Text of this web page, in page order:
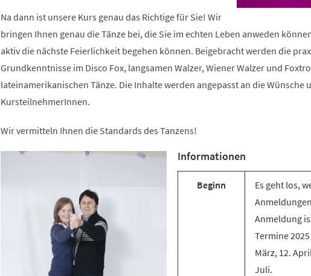
Na dann ist unsere Kurs genau das Richtige für Sie! Wir
bringen Ihnen genau die Tänze bei, die Sie im echten Leben anweden
aktiv die nächste Feierlichkeit begehen können. Beigebracht werden die
Grundkenntnisse im Disco Fox, langsamen Walzer, Wiener Walzer und
lateinamerikanischen Tänze. Die Inhalte werden angepasst an die Wünsche
KursteilnehmerInnen.
Wir vermitteln Ihnen die Standards des Tanzens!
Informationen
Beginn
Es geht los,
Anmeldung
Termine
März, 12.
Juli.